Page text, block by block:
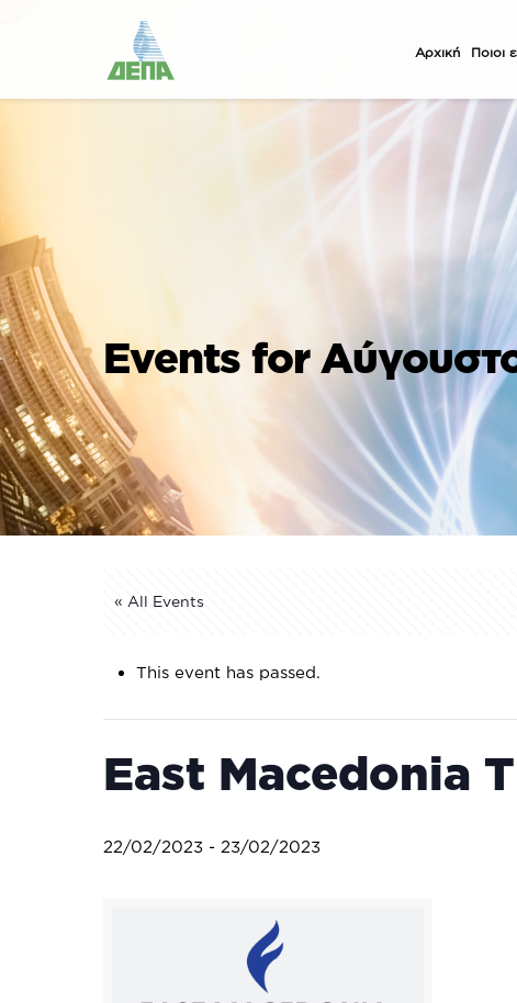
Αρχική Ποιοι
Events for
« All Events
This event has passed.
East Macedonia
22/02/2023 - 23/02/2023